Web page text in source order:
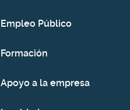
Empleo Público
Formación
Apoyo a la empresa